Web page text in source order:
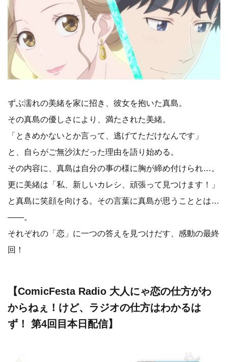
ずぶ濡れの美緒を家に招き、彼女を抱いた真島。
その真島の優しさにより、満たされた美緒。
「ときめかないとか言って、逃げてただけなんです」
と、自らがご無沙汰だった理由を語り始める。
その内容に、真島は自分の事の様に胸が締め付けられ…。
更に美緒は「私、新しいカレシ、頑張って見つけます！」
と真島に笑顔を向ける。その言葉に真島が思うこととは…
――。
それぞれの「恋」に一つの答えを見つけだす、感動の最終
回！
【ComicFesta Radio 大人にゃ恋の仕方がわ
からねぇ！けど、ラジオの仕方はわかるは
ず！ 第4回目本日配信】